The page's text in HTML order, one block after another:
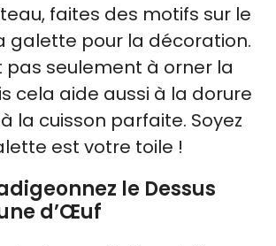
faites des motifs sur le
galette pour la décoration.
pas seulement à orner la
cela aide aussi à la dorure
la cuisson parfaite. Soyez
est votre toile !
le Dessus
d’Œuf